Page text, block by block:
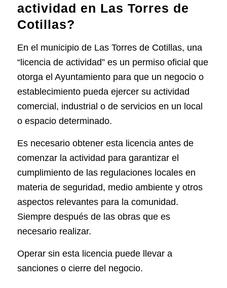
actividad en Las Torres de
Cotillas?
En el municipio de Las Torres de Cotillas, una
“licencia de actividad” es un permiso oficial que
otorga el Ayuntamiento para que un negocio o
establecimiento pueda ejercer su actividad
comercial, industrial o de servicios en un local
o espacio determinado.
Es necesario obtener esta licencia antes de
comenzar la actividad para garantizar el
cumplimiento de las regulaciones locales en
materia de seguridad, medio ambiente y otros
aspectos relevantes para la comunidad.
Siempre después de las obras que es
necesario realizar.
Operar sin esta licencia puede llevar a
sanciones o cierre del negocio.